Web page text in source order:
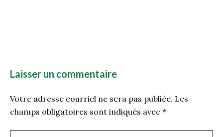
Laisser un commentaire
Votre adresse courriel ne sera pas publiée. Les
champs obligatoires sont indiqués avec *